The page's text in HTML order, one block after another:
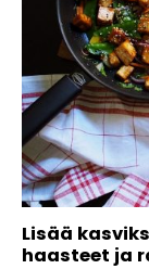
Lisää
haasteet ja